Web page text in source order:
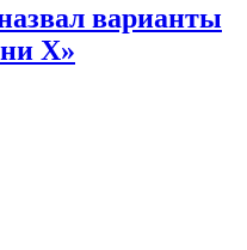
варианты
Х»